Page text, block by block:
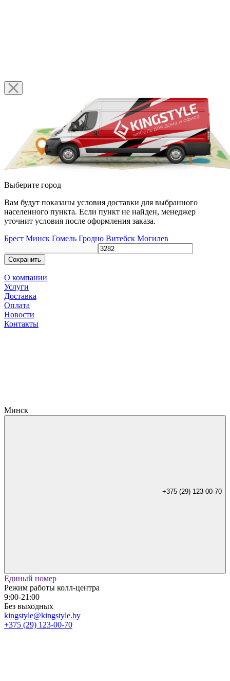
Выберите город
Вам будут показаны условия доставки для выбранного
населенного пункта. Если пункт не найден, менеджер
уточнит условия после оформления заказа.
Брест Минск Гомель Гродно Витебск Могилев
Сохранить
О компании
Услуги
Доставка
Оплата
Новости
Контакты
Минск
+375 (29) 123-00-70
Единый номер
Режим работы колл-центра
9:00-21:00
Без выходных
kingstyle@kingstyle.by
+375 (29) 123-00-70